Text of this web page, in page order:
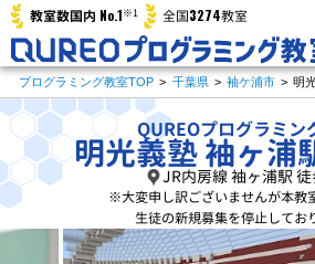
教室数国内 No.1※1 全国3274教室
プログラミング教室TOP > 千葉県 > 袖ケ浦市 > 明
QUREOプログラミン
明光義塾 袖ヶ浦
JR内房線 袖ヶ浦駅
※大変申し訳ございませんが本教
生徒の新規募集を停止してお